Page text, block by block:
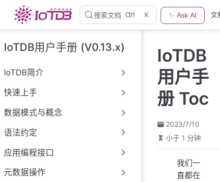
跳
至
主
要
內
搜索文档 Ctrl K ✨ Ask AI 文
IoTDB用户手册 (V0.13.x)
IoTDB简介
快速上手
数据模式与概念
语法约定
应用编程接口
元数据操作
IoTDB
用户手
册 Toc
2023/7/10
小于 1 分钟
我们一
直都在